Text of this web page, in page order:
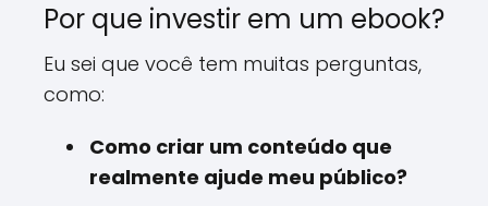
Por que investir em um ebook?
Eu sei que você tem muitas perguntas,
como:
Como criar um conteúdo que
realmente ajude meu público?